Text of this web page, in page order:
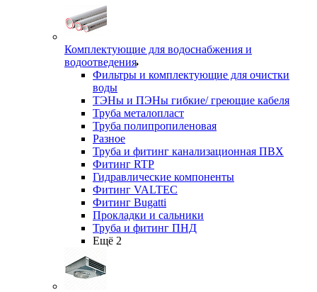
Комплектующие для водоснабжения и
водоотведения
Фильтры и комплектующие для очистки
воды
ТЭНы и ПЭНы гибкие/ греющие кабеля
Труба металопласт
Труба полипропиленовая
Разное
Труба и фитинг канализационная ПВХ
Фитинг RTP
Гидравлические компоненты
Фитинг VALTEC
Фитинг Bugatti
Прокладки и сальники
Труба и фитинг ПНД
Ещё 2